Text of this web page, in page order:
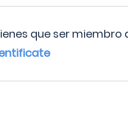
que ser miembro